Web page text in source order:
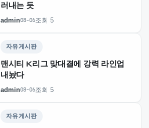
러내는 듯
admin08-06조회 5
자유게시판
맨시티 K리그 맞대결에 강력 라인업
내놨다
admin08-06조회 5
자유게시판